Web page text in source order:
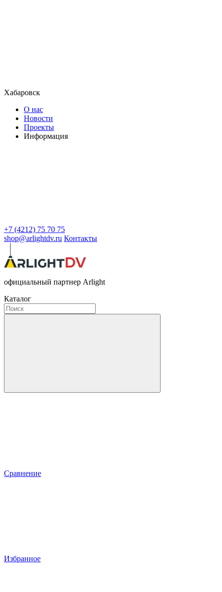
Хабаровск
О нас
Новости
Проекты
Информация
+7 (4212) 75 70 75
shop@arlightdv.ru Контакты
официальный партнер Arlight
Каталог
Сравнение
Избранное